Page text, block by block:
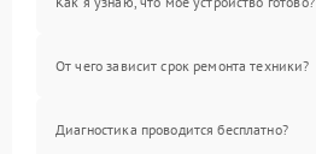
От чего зависит срок ремонта техники?
Диагностика проводится бесплатно?